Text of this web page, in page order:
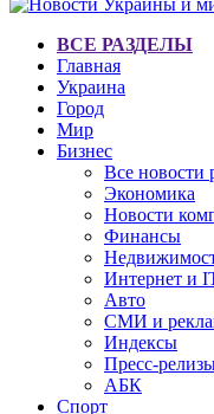
ВСЕ РАЗДЕЛЫ
Главная
Украина
Город
Мир
Бизнес
Все новости
Экономика
Новости
Финансы
Интернет и
Авто
СМИ и
Индексы
Пресс-
АБК
Спорт